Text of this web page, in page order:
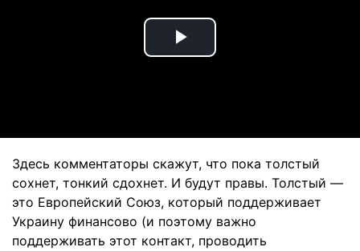
Play
Здесь комментаторы скажут, что пока толстый
сохнет, тонкий сдохнет. И будут правы. Толстый —
это Европейский Союз, который поддерживает
Украину финансово (и поэтому важно
поддерживать этот контакт, проводить